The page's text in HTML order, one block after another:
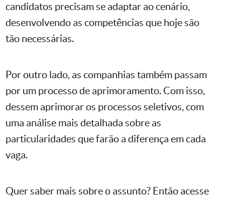
candidatos precisam se adaptar ao cenário,
desenvolvendo as competências que hoje são
tão necessárias.
Por outro lado, as companhias também passam
por um processo de aprimoramento. Com isso,
dessem aprimorar os processos seletivos, com
uma análise mais detalhada sobre as
particularidades que farão a diferença em cada
vaga.
Quer saber mais sobre o assunto? Então acesse